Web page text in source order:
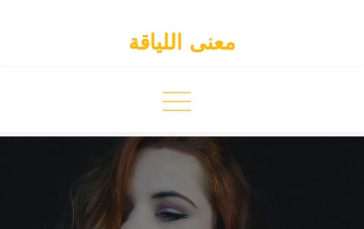
معنى اللياقة